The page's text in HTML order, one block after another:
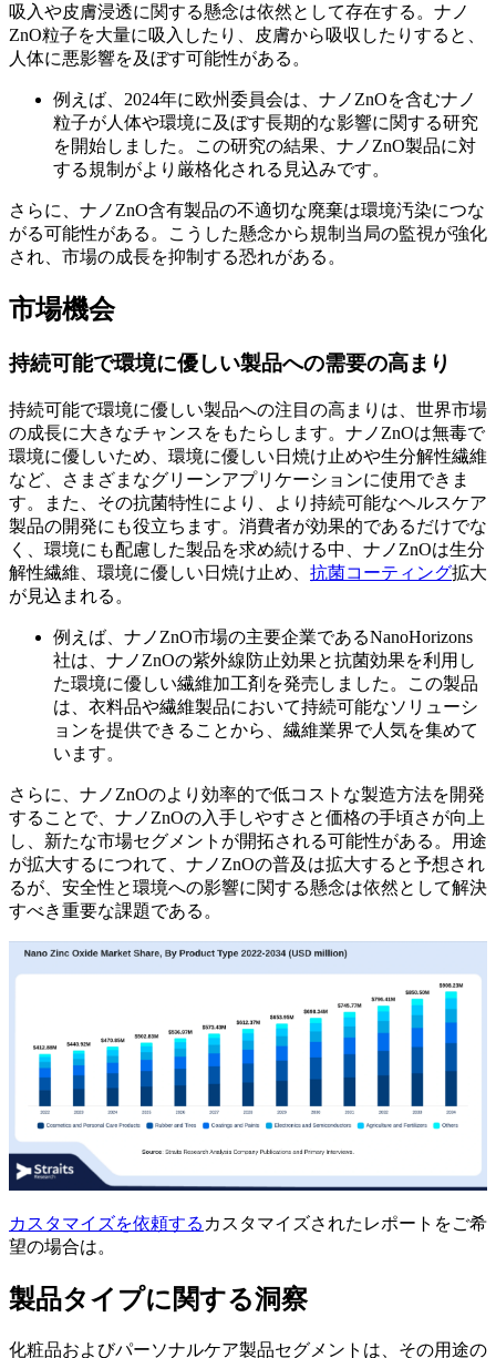
吸入や皮膚浸透に関する懸念は依然として存在する。ナノ
ZnO粒子を大量に吸入したり、皮膚から吸収したりすると、
人体に悪影響を及ぼす可能性がある。
例えば、2024年に欧州委員会は、ナノZnOを含むナノ
粒子が人体や環境に及ぼす長期的な影響に関する研究
を開始しました。この研究の結果、ナノZnO製品に対
する規制がより厳格化される見込みです。
さらに、ナノZnO含有製品の不適切な廃棄は環境汚染につな
がる可能性がある。こうした懸念から規制当局の監視が強化
され、市場の成長を抑制する恐れがある。
市場機会
持続可能で環境に優しい製品への需要の高まり
持続可能で環境に優しい製品への注目の高まりは、世界市場
の成長に大きなチャンスをもたらします。ナノZnOは無毒で
環境に優しいため、環境に優しい日焼け止めや生分解性繊維
など、さまざまなグリーンアプリケーションに使用できま
す。また、その抗菌特性により、より持続可能なヘルスケア
製品の開発にも役立ちます。消費者が効果的であるだけでな
く、環境にも配慮した製品を求め続ける中、ナノZnOは生分
解性繊維、環境に優しい日焼け止め、 抗菌コーティング拡大
が見込まれる。
例えば、ナノZnO市場の主要企業であるNanoHorizo​​ns
社は、ナノZnOの紫外線防止効果と抗菌効果を利用し
た環境に優しい繊維加工剤を発売しました。この製品
は、衣料品や繊維製品において持続可能なソリューシ
ョンを提供できることから、繊維業界で人気を集めて
います。
さらに、ナノZnOのより効率的で低コストな製造方法を開発
することで、ナノZnOの入手しやすさと価格の手頃さが向上
し、新たな市場セグメントが開拓される可能性がある。用途
が拡大するにつれて、ナノZnOの普及は拡大すると予想され
るが、安全性と環境への影響に関する懸念は依然として解決
すべき重要な課題である。
カスタマイズを依頼する カスタマイズされたレポートをご希
望の場合は。
製品タイプに関する洞察
化粧品およびパーソナルケア製品セグメントは、その用途の